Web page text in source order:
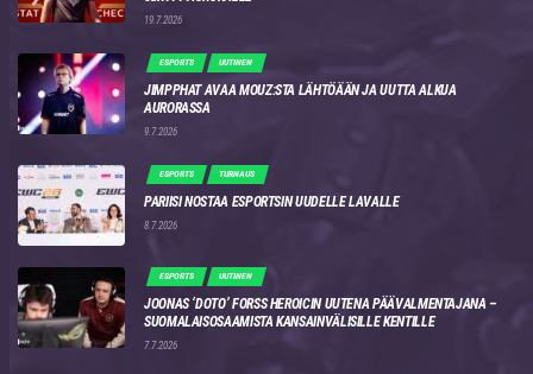
19.7.2026
ESPORTS UUTINEN
JIMPPHAT AVAA MOUZ:STA LÄHTÖÄÄN JA UUTTA ALKUA
AURORASSA
9.7.2026
ESPORTS TURNAUS
PARIISI NOSTAA ESPORTSIN UUDELLE LAVALLE
8.7.2026
ESPORTS UUTINEN
JOONAS ‘DOTO’ FORSS HEROICIN UUTENA PÄÄVALMENTAJANA –
SUOMALAISOSAAMISTA KANSAINVÄLISILLE KENTILLE
7.7.2026